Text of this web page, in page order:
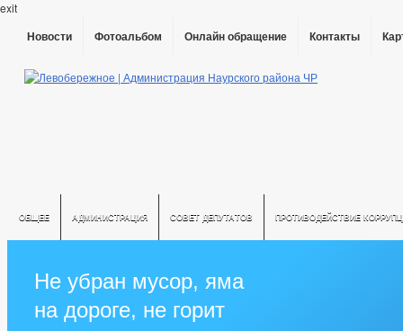
exit
Новости Фотоальбом Онлайн обращение Контакты
ОБЩЕЕ АДМИНИСТРАЦИЯ СОВЕТ ДЕПУТАТОВ ПРОТИВОДЕЙСТВИЕ
Не убран мусор, яма
на дороге, не горит